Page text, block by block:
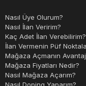
işletmelerin
Nasıl Üye Olurum?
Nasıl İlan Veririm?
Kaç Adet İlan Verebilirim?
İlan Vermenin Püf
Mağaza Açmanın
Mağaza Fiyatları Nedir?
Nasıl Mağaza Açarım?